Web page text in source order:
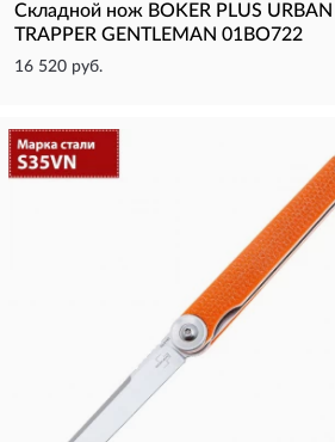
Складной нож BOKER PLUS URBAN
TRAPPER GENTLEMAN 01BO722
16 520 руб.